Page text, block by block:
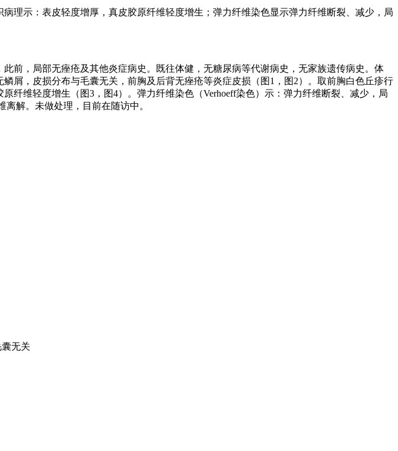
理示：表皮轻度增厚，真皮胶原纤维轻度增生；弹力纤维染色显示弹力纤维断裂、减少，局
前，局部无痤疮及其他炎症病史。既往体健，无糖尿病等代谢病史，无家族遗传病史。体
屑，皮损分布与毛囊无关，前胸及后背无痤疮等炎症皮损（图1，图2）。取前胸白色丘疹行
纤维轻度增生（图3，图4）。弹力纤维染色（Verhoeff染色）示：弹力纤维断裂、减少，局
解。未做处理，目前在随访中。
无关